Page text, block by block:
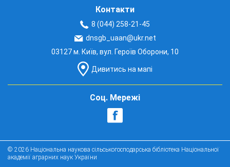
Контакти
8 (044) 258-21-45
dnsgb_uaan@ukr.net
03127 м. Київ, вул. Героїв Оборони, 10
Дивитись на мапі
Соц. Мережі
© 2026 Національна наукова сільськогосподарська бібліотека Національної
академії аграрних наук України